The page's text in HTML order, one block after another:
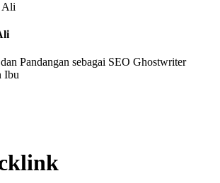
Pandangan sebagai SEO Ghostwriter
Ibu